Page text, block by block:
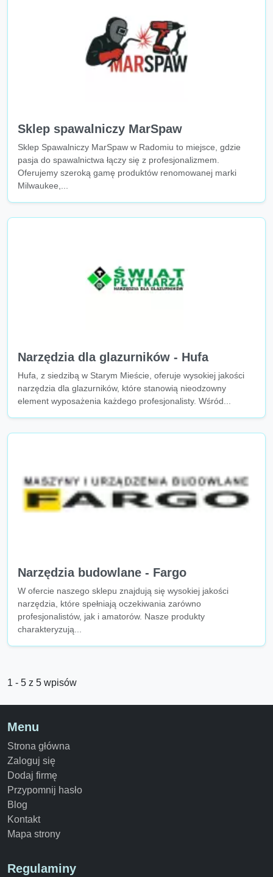
Sklep spawalniczy MarSpaw
Sklep Spawalniczy MarSpaw w Radomiu to miejsce, gdzie
pasja do spawalnictwa łączy się z profesjonalizmem.
Oferujemy szeroką gamę produktów renomowanej marki
Milwaukee,...
Narzędzia dla glazurników - Hufa
Hufa, z siedzibą w Starym Mieście, oferuje wysokiej jakości
narzędzia dla glazurników, które stanowią nieodzowny
element wyposażenia każdego profesjonalisty. Wśród...
Narzędzia budowlane - Fargo
W ofercie naszego sklepu znajdują się wysokiej jakości
narzędzia, które spełniają oczekiwania zarówno
profesjonalistów, jak i amatorów. Nasze produkty
charakteryzują...
1 - 5 z 5 wpisów
Menu
Strona główna
Zaloguj się
Dodaj firmę
Przypomnij hasło
Blog
Kontakt
Mapa strony
Regulaminy